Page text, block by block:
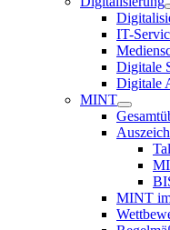
IT-
Digitale
Digitale
MINT
MINT